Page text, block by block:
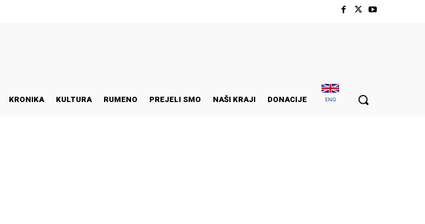
KRONIKA KULTURA RUMENO PREJELI SMO NAŠI KRAJI DONACIJE ENG